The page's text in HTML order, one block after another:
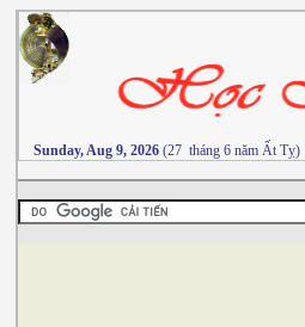
Sunday, Aug 9, 2026 (27 tháng 6 năm Ất Tỵ)